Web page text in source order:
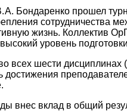
А. Бондаренко прошел
сотрудничества
жизнь. Коллектив
уровень
всех шести
достижения
внес вклад в общий